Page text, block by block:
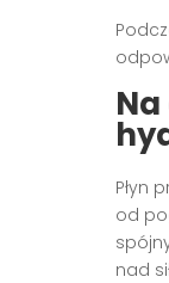
Płyn
od
nad